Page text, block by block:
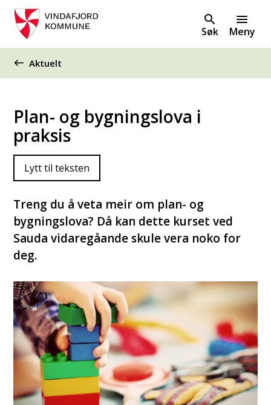
Søk Meny
Du er her:
Aktuelt
Plan- og bygningslova i
praksis
Lytt til teksten
Treng du å veta meir om plan- og
bygningslova? Då kan dette kurset ved
Sauda vidaregåande skule vera noko for
deg.